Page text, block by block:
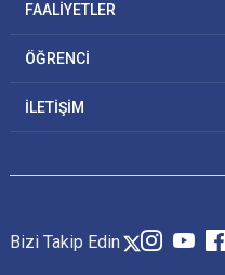
FAALİYETLER
ÖĞRENCİ
İLETİŞİM
Bizi Takip Edin